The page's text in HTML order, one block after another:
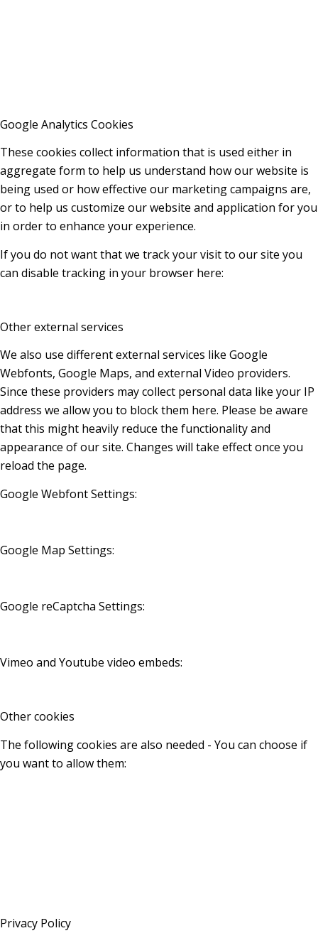
Google Analytics Cookies
These cookies collect information that is used either in
aggregate form to help us understand how our website is
being used or how effective our marketing campaigns are,
or to help us customize our website and application for you
in order to enhance your experience.
If you do not want that we track your visit to our site you
can disable tracking in your browser here:
Other external services
We also use different external services like Google
Webfonts, Google Maps, and external Video providers.
Since these providers may collect personal data like your IP
address we allow you to block them here. Please be aware
that this might heavily reduce the functionality and
appearance of our site. Changes will take effect once you
reload the page.
Google Webfont Settings:
Google Map Settings:
Google reCaptcha Settings:
Vimeo and Youtube video embeds:
Other cookies
The following cookies are also needed - You can choose if
you want to allow them:
Privacy Policy